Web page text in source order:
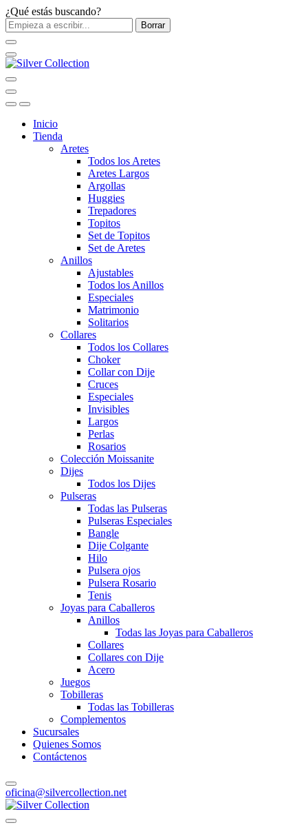
¿Qué estás buscando?
Borrar
Inicio
Tienda
Aretes
Todos los Aretes
Aretes Largos
Argollas
Huggies
Trepadores
Topitos
Set de Topitos
Set de Aretes
Anillos
Ajustables
Todos los Anillos
Especiales
Matrimonio
Solitarios
Collares
Todos los Collares
Choker
Collar con Dije
Cruces
Especiales
Invisibles
Largos
Perlas
Rosarios
Colección Moissanite
Dijes
Todos los Dijes
Pulseras
Todas las Pulseras
Pulseras Especiales
Bangle
Dije Colgante
Hilo
Pulsera ojos
Pulsera Rosario
Tenis
Joyas para Caballeros
Anillos
Todas las Joyas para Caballeros
Collares
Collares con Dije
Acero
Juegos
Tobilleras
Todas las Tobilleras
Complementos
Sucursales
Quienes Somos
Contáctenos
oficina@silvercollection.net